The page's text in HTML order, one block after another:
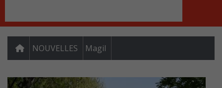
NOUVELLES Magil